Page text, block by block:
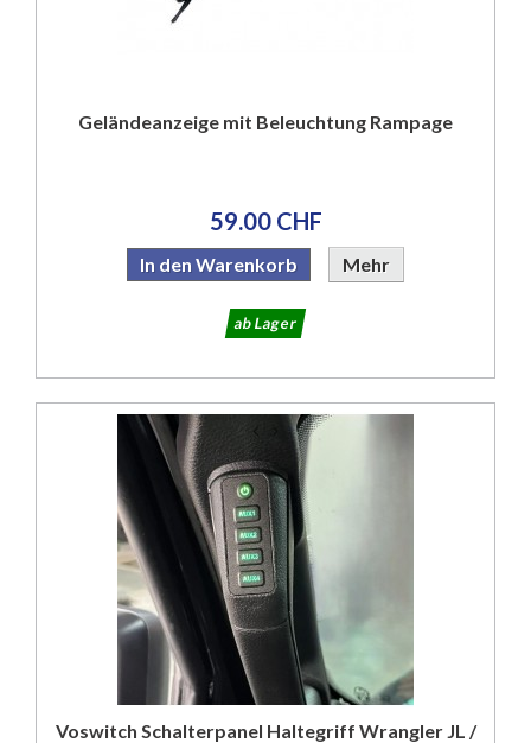
Geländeanzeige mit Beleuchtung Rampage
59.00 CHF
In den Warenkorb Mehr
ab Lager
Voswitch Schalterpanel Haltegriff Wrangler JL /